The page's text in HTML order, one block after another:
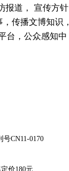
报道， 宣传方针
传播文博知识，
台，公众感知中
CN11-0170
价180元